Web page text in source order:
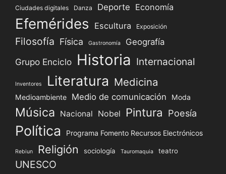
Ciudades digitales Danza Deporte Economía
Efemérides Escultura Exposición
Filosofía Física Gastronomía Geografía
Grupo Enciclo Historia Internacional
Inventores Literatura Medicina
Medioambiente Medio de comunicación Moda
Música Nacional Nobel Pintura Poesía
Política Programa Fomento Recursos Electrónicos
Rebiun Religión sociología Tauromaquia teatro
UNESCO